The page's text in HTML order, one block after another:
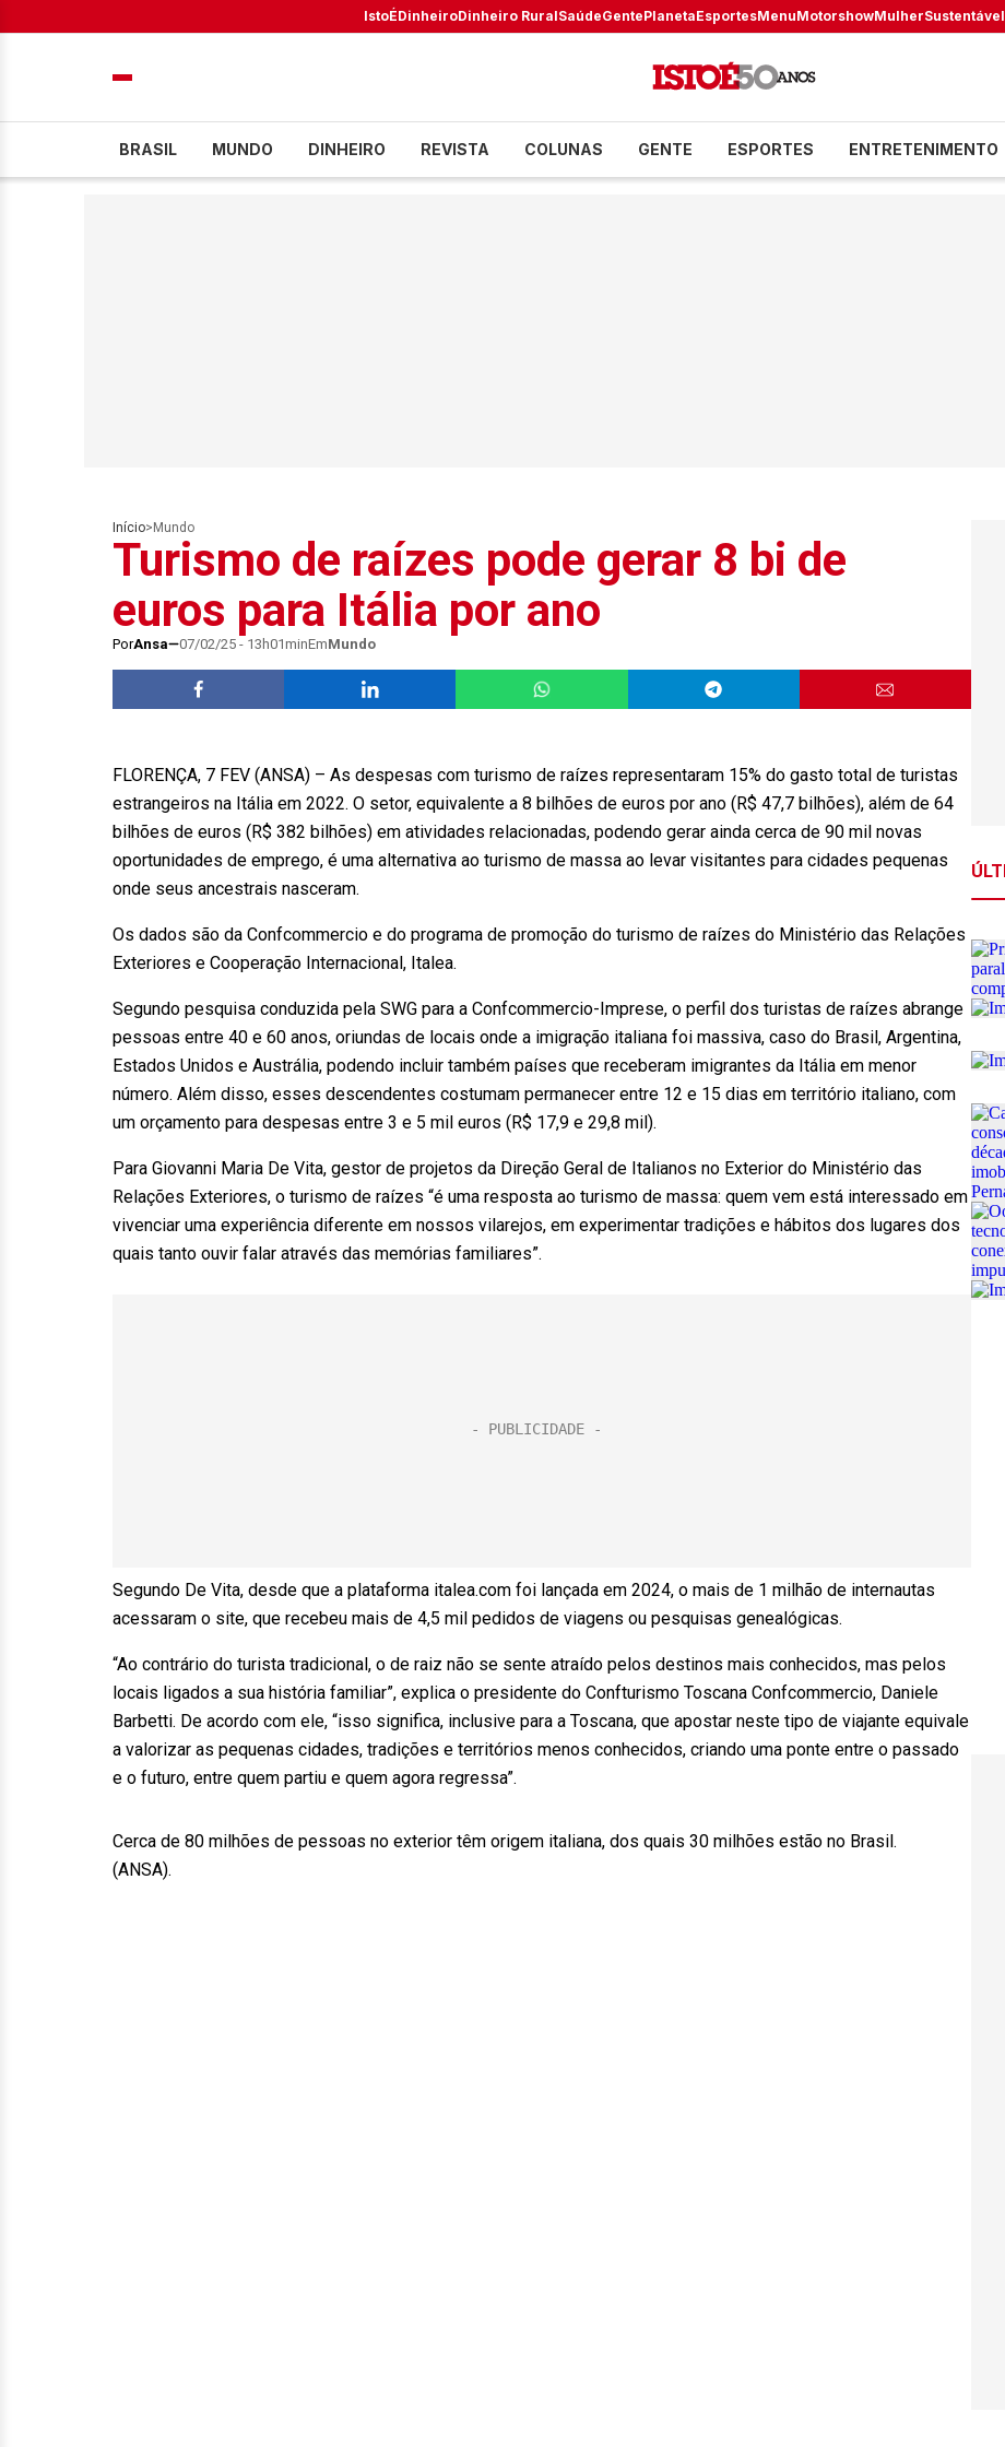
IstoÉDinheiroDinheiro RuralSaúdeGentePlanetaEsportesMenuMotorshowMulherSustentável
BRASIL MUNDO DINHEIRO REVISTA COLUNAS GENTE ESPORTES ENTRETENIMENTO
Início> Mundo
Turismo de raízes pode gerar 8 bi de
euros para Itália por ano
PorAnsa 07/02/25 - 13h01minEmMundo
FLORENÇA, 7 FEV (ANSA) – As despesas com turismo de raízes representaram 15% do gasto total de turistas
estrangeiros na Itália em 2022. O setor, equivalente a 8 bilhões de euros por ano (R$ 47,7 bilhões), além de 64
bilhões de euros (R$ 382 bilhões) em atividades relacionadas, podendo gerar ainda cerca de 90 mil novas
oportunidades de emprego, é uma alternativa ao turismo de massa ao levar visitantes para cidades pequenas
onde seus ancestrais nasceram.
Os dados são da Confcommercio e do programa de promoção do turismo de raízes do Ministério das Relações
Exteriores e Cooperação Internacional, Italea.
Segundo pesquisa conduzida pela SWG para a Confcommercio-Imprese, o perfil dos turistas de raízes abrange
pessoas entre 40 e 60 anos, oriundas de locais onde a imigração italiana foi massiva, caso do Brasil, Argentina,
Estados Unidos e Austrália, podendo incluir também países que receberam imigrantes da Itália em menor
número. Além disso, esses descendentes costumam permanecer entre 12 e 15 dias em território italiano, com
um orçamento para despesas entre 3 e 5 mil euros (R$ 17,9 e 29,8 mil).
Para Giovanni Maria De Vita, gestor de projetos da Direção Geral de Italianos no Exterior do Ministério das
Relações Exteriores, o turismo de raízes “é uma resposta ao turismo de massa: quem vem está interessado em
vivenciar uma experiência diferente em nossos vilarejos, em experimentar tradições e hábitos dos lugares dos
quais tanto ouvir falar através das memórias familiares”.
Segundo De Vita, desde que a plataforma italea.com foi lançada em 2024, o mais de 1 milhão de internautas
acessaram o site, que recebeu mais de 4,5 mil pedidos de viagens ou pesquisas genealógicas.
“Ao contrário do turista tradicional, o de raiz não se sente atraído pelos destinos mais conhecidos, mas pelos
locais ligados a sua história familiar”, explica o presidente do Confturismo Toscana Confcommercio, Daniele
Barbetti. De acordo com ele, “isso significa, inclusive para a Toscana, que apostar neste tipo de viajante equivale
a valorizar as pequenas cidades, tradições e territórios menos conhecidos, criando uma ponte entre o passado
e o futuro, entre quem partiu e quem agora regressa”.
Cerca de 80 milhões de pessoas no exterior têm origem italiana, dos quais 30 milhões estão no Brasil.
(ANSA).